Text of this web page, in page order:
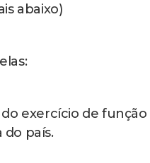
abaixo)
exercício de função
país.